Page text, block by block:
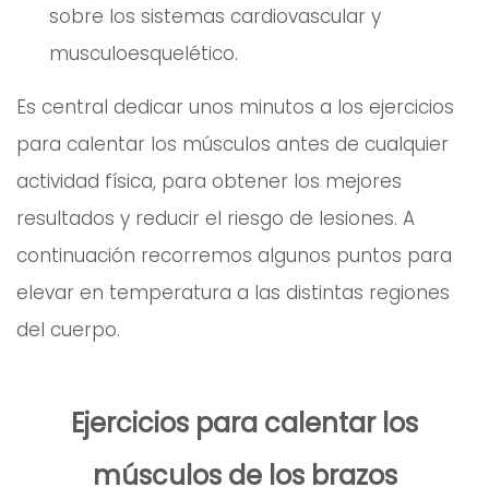
sobre los sistemas cardiovascular y
musculoesquelético.
Es central dedicar unos minutos a los ejercicios
para calentar los músculos antes de cualquier
actividad física, para obtener los mejores
resultados y reducir el riesgo de lesiones. A
continuación recorremos algunos puntos para
elevar en temperatura a las distintas regiones
del cuerpo.
Ejercicios para calentar los
músculos de los brazos